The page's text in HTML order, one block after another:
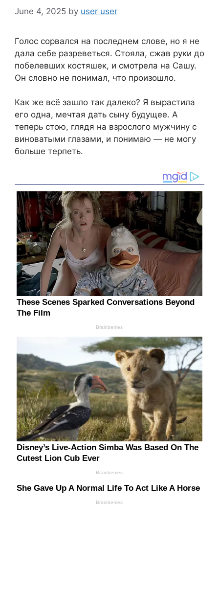
June 4, 2025 by user user
Голос сорвался на последнем слове, но я не
дала себе разреветься. Стояла, сжав руки до
побелевших костяшек, и смотрела на Сашу.
Он словно не понимал, что произошло.
Как же всё зашло так далеко? Я вырастила
его одна, мечтая дать сыну будущее. А
теперь стою, глядя на взрослого мужчину с
виноватыми глазами, и понимаю — не могу
больше терпеть.